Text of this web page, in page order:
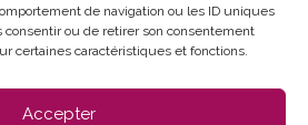
de navigation ou les ID uniques
consentir ou de retirer son consentement
certaines caractéristiques et fonctions.
Accepter